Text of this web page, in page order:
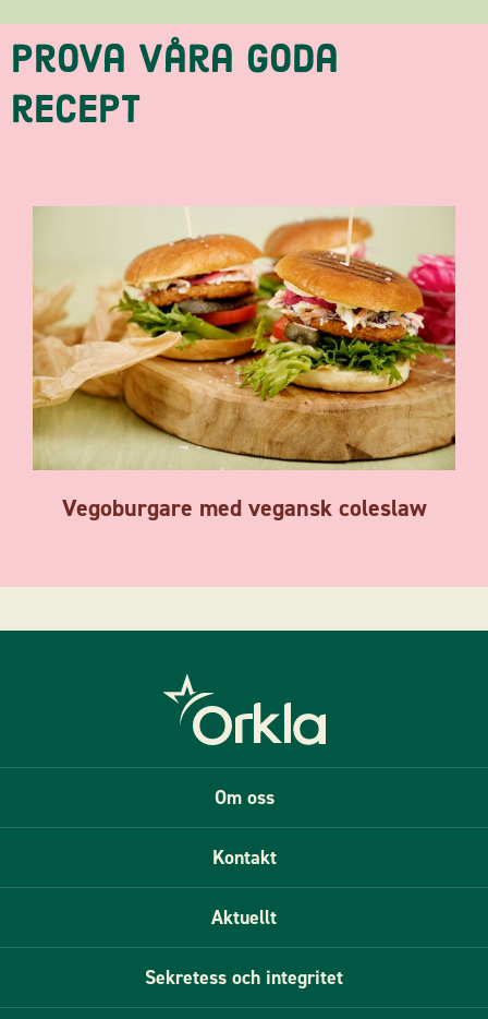
Prova våra goda
recept
Vegoburgare med vegansk coleslaw
Om oss
Kontakt
Aktuellt
Sekretess och integritet